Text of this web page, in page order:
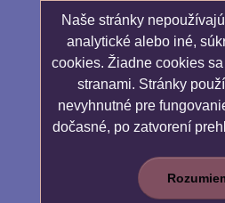
Naše stránky
analytické alebo iné,
cookies. Žiadne cookies
stranami. Stránky
nevyhnutné pre
dočasné, po zatvorení